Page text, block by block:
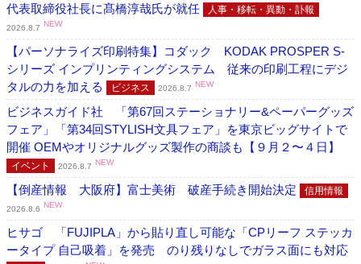
代表取締役社長に髙橋淳哉氏が就任
人事・移転・異動・訃報
2026.8.7 NEW
【パーソナライズ印刷特集】コダック KODAK PROSPER S-
シリーズ インプリンティングシステム 従来の印刷工程にデジ
タルの力を加える
ビジネス 2026.8.7 NEW
ビジネスガイド社 「第67回ステーショナリー&ペーパーグッズ
フェア」「第34回STYLISH文具フェア」を東京ビッグサイトで
開催 OEMやオリジナルグッズ製作の商談も【９月２〜４日】
イベント 2026.8.7 NEW
【倒産情報 大阪府】富士美術 破産手続き開始決定 信用情報
2026.8.6 NEW
ヒサゴ 「FUJIPLA」から貼り直し可能な「CPリーフ ステッカ
ータイプ 自己吸着」を発売 のり残りなしでガラス面にも対応